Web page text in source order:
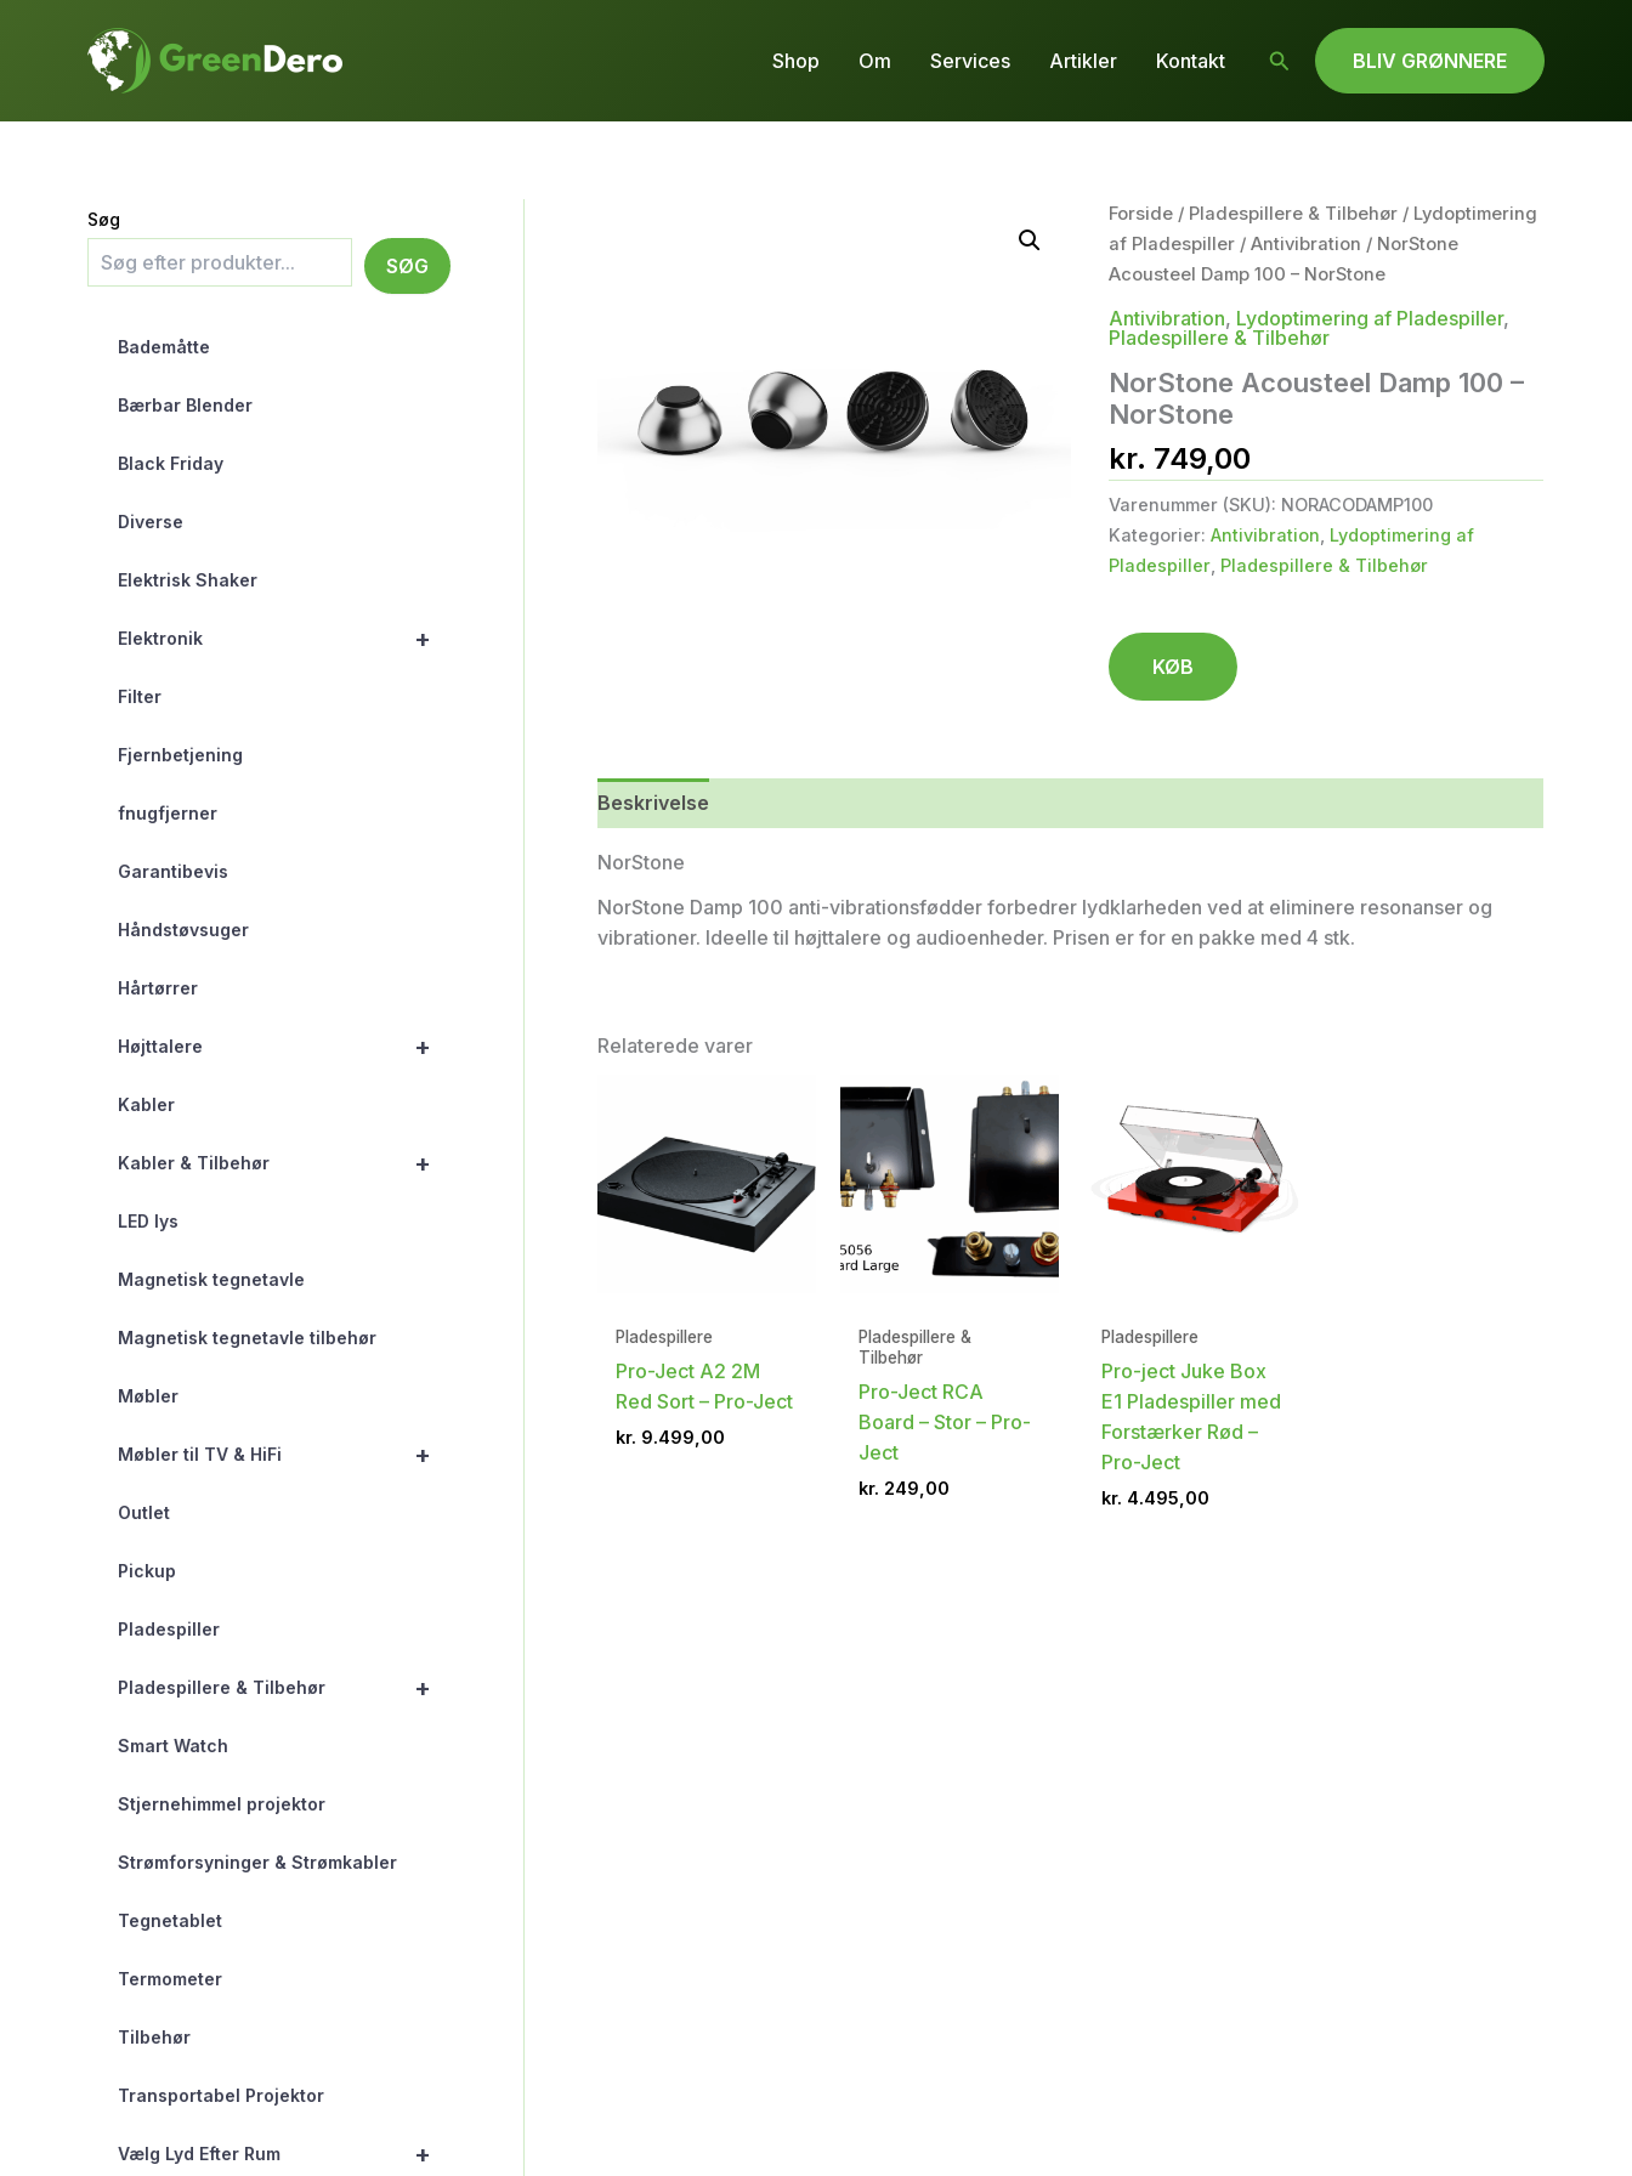
Shop Om Services Artikler Kontakt Søg BLIV GRØNNERE
Søg
SØG
Bademåtte
Bærbar Blender
Black Friday
Diverse
Elektrisk Shaker
+
Elektronik
Filter
Fjernbetjening
fnugfjerner
Garantibevis
Håndstøvsuger
Hårtørrer
+
Højttalere
Kabler
+
Kabler & Tilbehør
LED lys
Magnetisk tegnetavle
Magnetisk tegnetavle tilbehør
Møbler
+
Møbler til TV & HiFi
Outlet
Pickup
Pladespiller
+
Pladespillere & Tilbehør
Smart Watch
Stjernehimmel projektor
Strømforsyninger & Strømkabler
Tegnetablet
Termometer
Tilbehør
Transportabel Projektor
+
Vælg Lyd Efter Rum
Forside/ Pladespillere & Tilbehør/ Lydoptimering
af Pladespiller/ Antivibration / NorStone
Acousteel Damp 100 – NorStone
Antivibration, Lydoptimering af Pladespiller,
Pladespillere & Tilbehør
NorStone Acousteel Damp 100 –
NorStone
kr. 749,00
Varenummer (SKU): NORACODAMP100
Kategorier: Antivibration Lydoptimering af
Pladespiller, Pladespillere & Tilbehør
KØB
Beskrivelse
NorStone
NorStone Damp 100 anti-vibrationsfødder forbedrer lydklarheden ved at eliminere resonanser og
vibrationer. Ideelle til højttalere og audioenheder. Prisen er for en pakke med 4 stk.
Relaterede varer
Pladespillere
Pro-Ject A2 2M
Red Sort – Pro-Ject
kr. 9.499,00
Pladespillere &
Tilbehør
Pro-Ject RCA
Board – Stor – Pro-
Ject
kr. 249,00
Pladespillere
Pro-ject Juke Box
E1 Pladespiller med
Forstærker Rød –
Pro-Ject
kr. 4.495,00